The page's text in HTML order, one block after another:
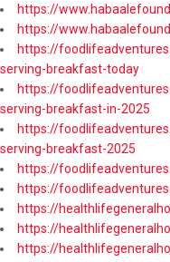
https://
https://
https://
serving-breakfast-today
https://
serving-breakfast-in-2025
https://
serving-breakfast-2025
https://
https://
https://
https://
https://